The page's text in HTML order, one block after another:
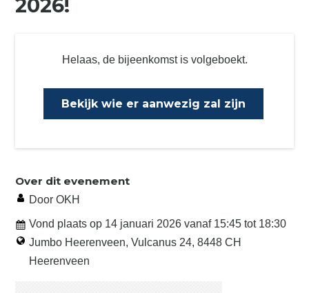
2026!
Helaas, de bijeenkomst is volgeboekt.
Bekijk wie er aanwezig zal zijn
Over dit evenement
Door OKH
Vond plaats op 14 januari 2026 vanaf 15:45 tot 18:30
Jumbo Heerenveen, Vulcanus 24, 8448 CH
Heerenveen